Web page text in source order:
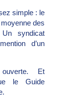
simple : le
des
Un syndicat
d’un
Et
le Guide